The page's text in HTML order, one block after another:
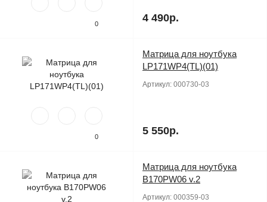
0 4 490р.
0
Матрица для ноутбука
LP171WP4(TL)(01)
Артикул: 000730-03
5 550р.
Матрица для ноутбука
B170PW06 v.2
Артикул: 000359-03